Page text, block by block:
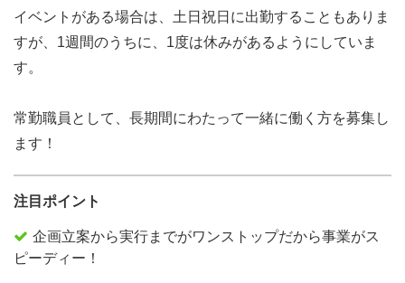
イベントがある場合は、土日祝日に出勤することもありま
すが、1週間のうちに、1度は休みがあるようにしていま
す。
常勤職員として、長期間にわたって一緒に働く方を募集し
ます！
注目ポイント
企画立案から実行までがワンストップだから事業がス
ピーディー！